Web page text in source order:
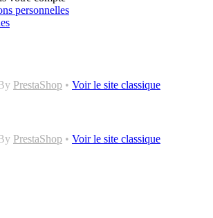
personnelles
PrestaShop • Voir le site classique
PrestaShop • Voir le site classique